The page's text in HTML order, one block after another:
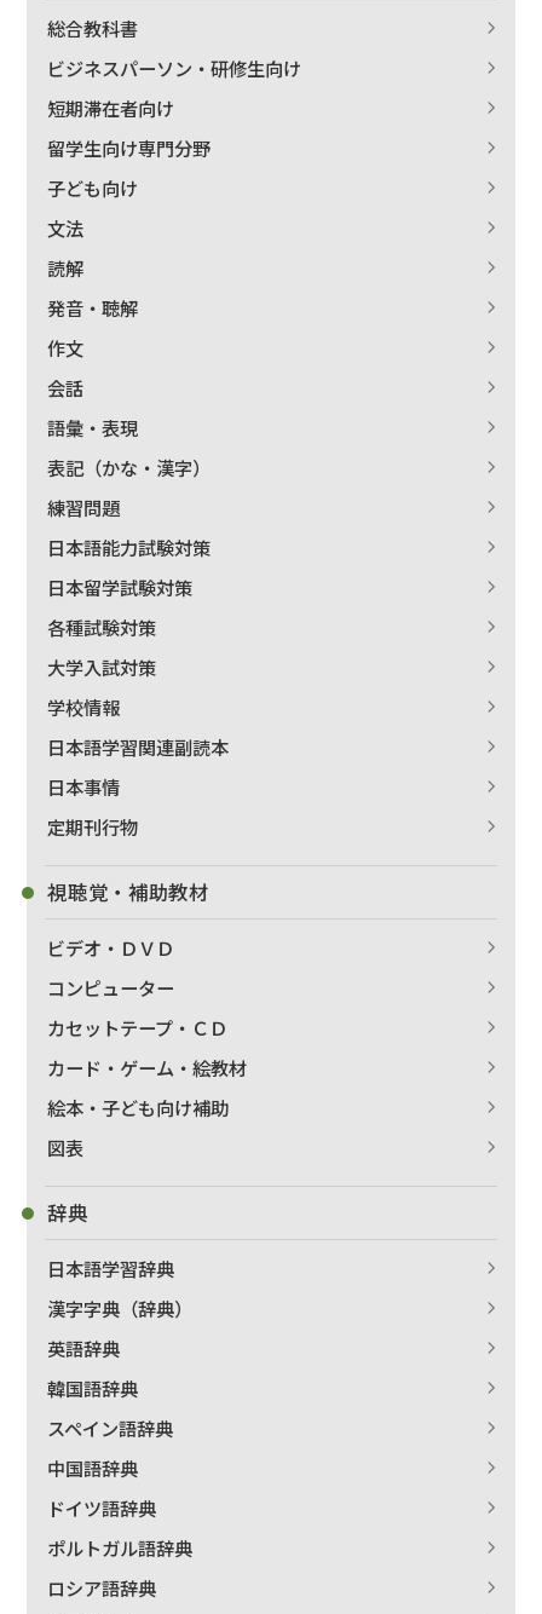
総合教科書
ビジネスパーソン・研修生向け
短期滞在者向け
留学生向け専門分野
子ども向け
文法
読解
発音・聴解
作文
会話
語彙・表現
表記（かな・漢字）
練習問題
日本語能力試験対策
日本留学試験対策
各種試験対策
大学入試対策
学校情報
日本語学習関連副読本
日本事情
定期刊行物
視聴覚・補助教材
ビデオ・ＤＶＤ
コンピューター
カセットテープ・ＣＤ
カード・ゲーム・絵教材
絵本・子ども向け補助
図表
辞典
日本語学習辞典
漢字字典（辞典）
英語辞典
韓国語辞典
スペイン語辞典
中国語辞典
ドイツ語辞典
ポルトガル語辞典
ロシア語辞典